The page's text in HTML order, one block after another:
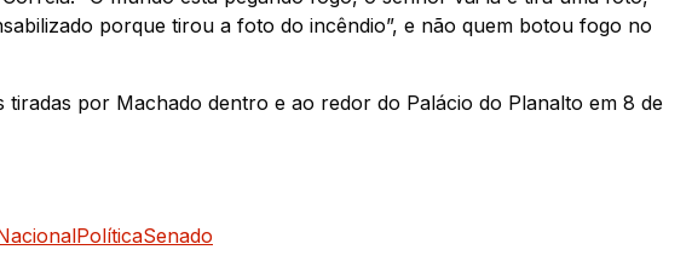
porque tirou a foto do incêndio”, e não quem botou fogo no
por Machado dentro e ao redor do Palácio do Planalto em 8 de
PolíticaSenado